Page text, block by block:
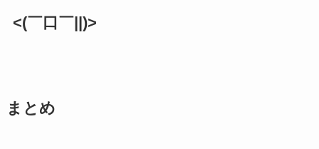
<(￣口￣||)>
まとめ